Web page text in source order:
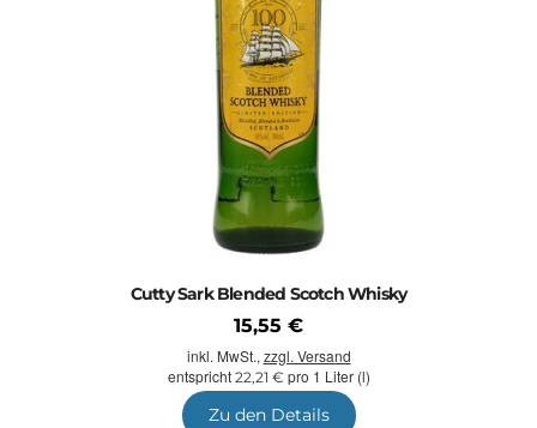
Cutty Sark Blended Scotch Whisky
15,55 €
inkl. MwSt., zzgl. Versand
entspricht 22,21 € pro 1 Liter (l)
Zu den Details